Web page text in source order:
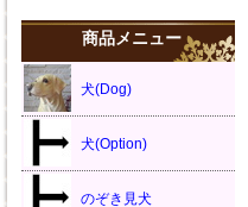
商品メニュー
犬(Dog)
犬(Option)
のぞき見犬